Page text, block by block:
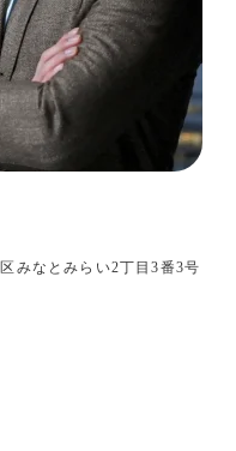
みなとみらい2丁目3番3号